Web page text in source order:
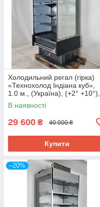
Холодильний регал (гірка)
«Технохолод Індіана куб»,
1.0 м., (Україна), (+2° +10°),
Б/у
В наявності
29 600 ₴ 40 000 ₴
Купити
–20%